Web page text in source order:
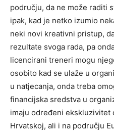
području, da ne može raditi
ipak, kad je netko izumio
neki novi kreativni pristup,
rezultate svoga rada, pa
licencirani treneri mogu
osobito kad se ulaže u
u natjecanja, onda treba
financijska sredstva u
imaju određeni ekskluzivitet
Hrvatskoj, ali i na području